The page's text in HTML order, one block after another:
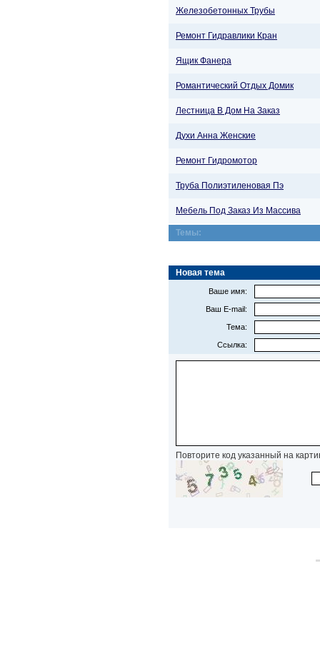
Железобетонных Трубы
Ремонт Гидравлики Кран
Ящик Фанера
Романтический Отдых Домик
Лестница В Дом На Заказ
Духи Анна Женские
Ремонт Гидромотор
Труба Полиэтиленовая Пэ
Мебель Под Заказ Из Массива
Темы:
Новая тема
Ваше имя:
Ваш E-mail:
Тема:
Ссылка:
Повторите код указанный на